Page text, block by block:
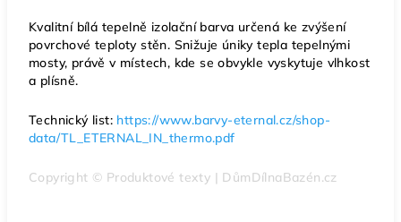
Kvalitní bílá tepelně izolační barva určená ke zvýšení
povrchové teploty stěn. Snižuje úniky tepla tepelnými
mosty, právě v místech, kde se obvykle vyskytuje vlhkost
a plísně.
Technický list: https://www.barvy-eternal.cz/shop-
data/TL_ETERNAL_IN_thermo.pdf
Copyright © Produktové texty | DůmDílnaBazén.cz